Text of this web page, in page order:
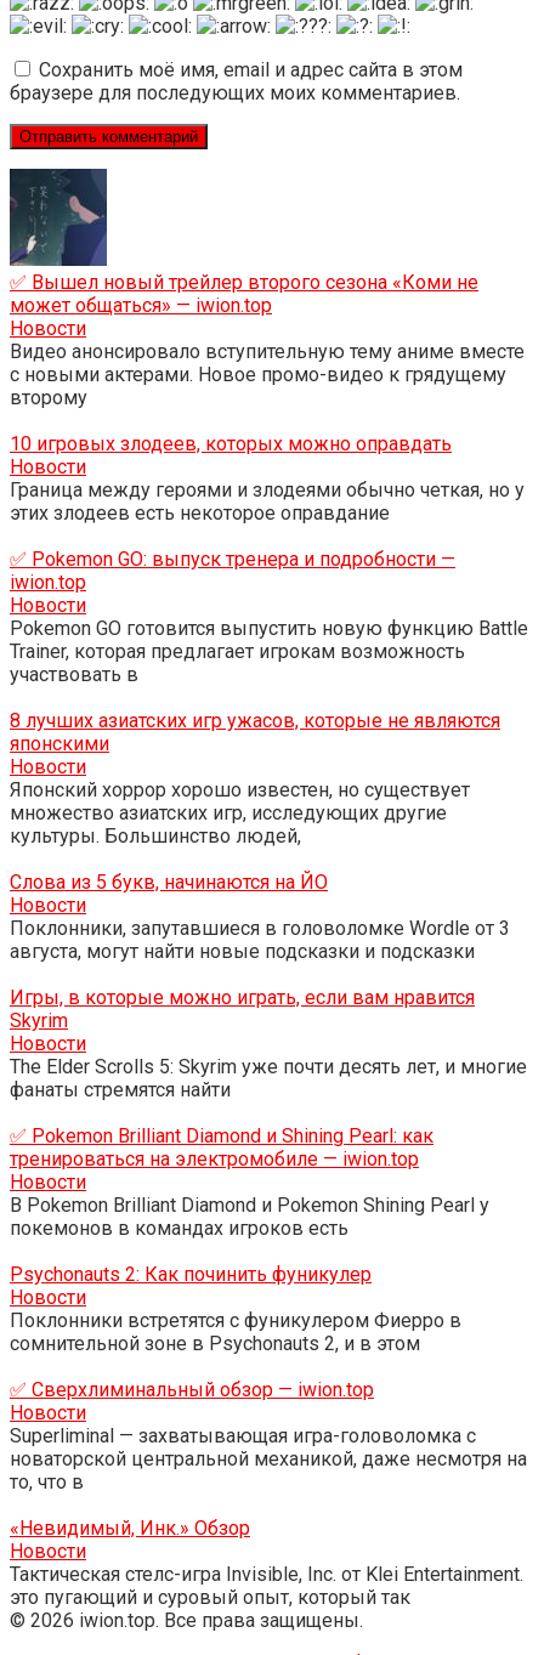
Сохранить моё имя, email и адрес сайта в этом
браузере для последующих моих комментариев.
✅ Вышел новый трейлер второго сезона «Коми не
может общаться» — iwion.top
Новости
Видео анонсировало вступительную тему аниме вместе
с новыми актерами. Новое промо-видео к грядущему
второму
10 игровых злодеев, которых можно оправдать
Новости
Граница между героями и злодеями обычно четкая, но у
этих злодеев есть некоторое оправдание
✅ Pokemon GO: выпуск тренера и подробности —
iwion.top
Новости
Pokemon GO готовится выпустить новую функцию Battle
Trainer, которая предлагает игрокам возможность
участвовать в
8 лучших азиатских игр ужасов, которые не являются
японскими
Новости
Японский хоррор хорошо известен, но существует
множество азиатских игр, исследующих другие
культуры. Большинство людей,
Слова из 5 букв, начинаются на ЙО
Новости
Поклонники, запутавшиеся в головоломке Wordle от 3
августа, могут найти новые подсказки и подсказки
Игры, в которые можно играть, если вам нравится
Skyrim
Новости
The Elder Scrolls 5: Skyrim уже почти десять лет, и многие
фанаты стремятся найти
✅ Pokemon Brilliant Diamond и Shining Pearl: как
тренироваться на электромобиле — iwion.top
Новости
В Pokemon Brilliant Diamond и Pokemon Shining Pearl у
покемонов в командах игроков есть
Psychonauts 2: Как починить фуникулер
Новости
Поклонники встретятся с фуникулером Фиерро в
сомнительной зоне в Psychonauts 2, и в этом
✅ Сверхлиминальный обзор — iwion.top
Новости
Superliminal — захватывающая игра-головоломка с
новаторской центральной механикой, даже несмотря на
то, что в
«Невидимый, Инк.» Обзор
Новости
Тактическая стелс-игра Invisible, Inc. от Klei Entertainment.
это пугающий и суровый опыт, который так
© 2026 iwion.top. Все права защищены.